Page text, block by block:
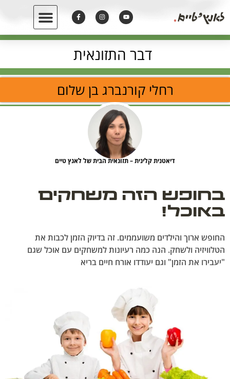
דבר התזונאית
רחלי קורנברג בן שלום
דיאטנית קלינית – תזונאית הבית של לאנץ טיים
בחופש הזה משחקים
באוכל!
החופש ארוך והילדים משועממים. זה בדיוק הזמן לכבות את
הטלוויזיה ולשחק. הנה כמה רעיונות למשחקים עם אוכל שגם
"יעבירו את הזמן" וגם יעודדו אורח חיים בריא